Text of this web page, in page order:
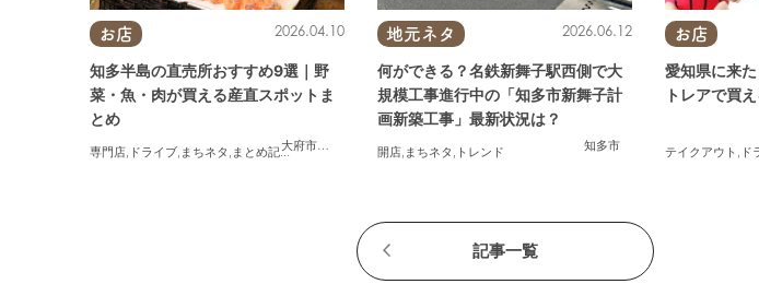
お店
大府市
,知多市 半田市,常滑市, 美浜町 南知多町
2026.04.10
知多半島の直売所おすすめ9選｜野
菜・魚・肉が買える産直スポットま
とめ
専門店 ドライブ まちネタ まとめ記事 ,夫婦,家族
地元ネタ
知多市
2026.06.12
何ができる？名鉄新舞子駅西側で大
規模工事進行中の「知多市新舞子計
画新築工事」最新状況は？
開店 まちネタ トレンド
お店
愛知県に来
トレアで買
テイクアウト ド
記事一覧